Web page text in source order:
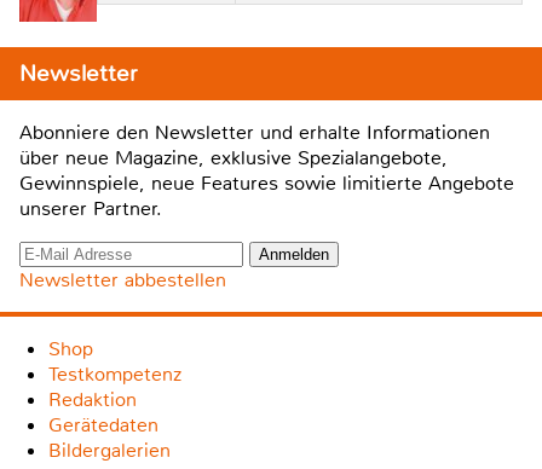
Newsletter
Abonniere den Newsletter und erhalte Informationen
über neue Magazine, exklusive Spezialangebote,
Gewinnspiele, neue Features sowie limitierte Angebote
unserer Partner.
Newsletter abbestellen
Shop
Testkompetenz
Redaktion
Gerätedaten
Bildergalerien